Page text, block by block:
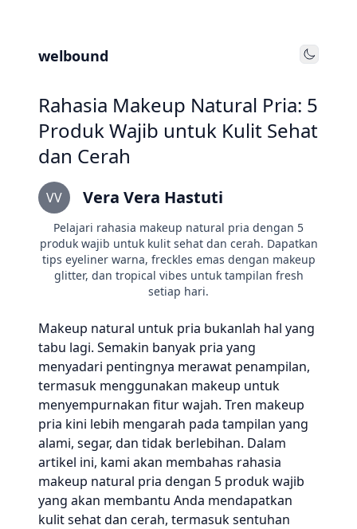
welbound Toggle
Rahasia Makeup Natural Pria: 5
Produk Wajib untuk Kulit Sehat
dan Cerah
VV Vera Vera Hastuti
Pelajari rahasia makeup natural pria dengan 5
produk wajib untuk kulit sehat dan cerah. Dapatkan
tips eyeliner warna, freckles emas dengan makeup
glitter, dan tropical vibes untuk tampilan fresh
setiap hari.
Makeup natural untuk pria bukanlah hal yang
tabu lagi. Semakin banyak pria yang
menyadari pentingnya merawat penampilan,
termasuk menggunakan makeup untuk
menyempurnakan fitur wajah. Tren makeup
pria kini lebih mengarah pada tampilan yang
alami, segar, dan tidak berlebihan. Dalam
artikel ini, kami akan membahas rahasia
makeup natural pria dengan 5 produk wajib
yang akan membantu Anda mendapatkan
kulit sehat dan cerah, termasuk sentuhan